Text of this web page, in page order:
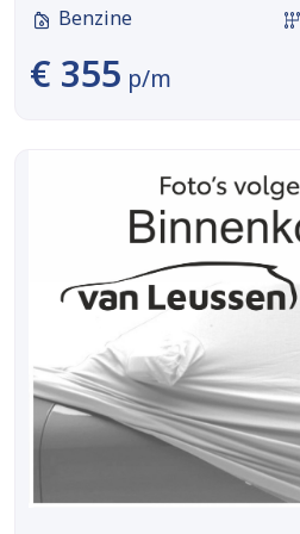
Benzine
€ 355 p/m